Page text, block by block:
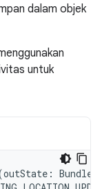
dalam objek
untuk
outState :